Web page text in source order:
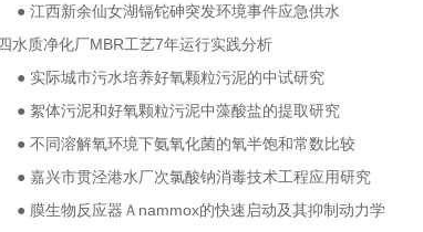
● 江西新余仙女湖镉铊砷突发环境事件应急供水
水质净化厂MBR工艺7年运行实践分析
● 实际城市污水培养好氧颗粒污泥的中试研究
● 絮体污泥和好氧颗粒污泥中藻酸盐的提取研究
● 不同溶解氧环境下氨氧化菌的氧半饱和常数比较
● 嘉兴市贯泾港水厂次氯酸钠消毒技术工程应用研究
● 膜生物反应器Ａnammox的快速启动及其抑制动力学